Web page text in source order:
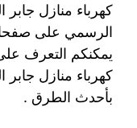
كهرباء منازل جابر
الرسمي على
يمكنكم التعرف
كهرباء منازل
بأحدث الطرق .